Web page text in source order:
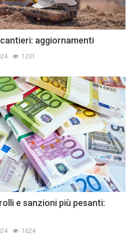
aggiornamenti
1201
e sanzioni più pesanti:
1624